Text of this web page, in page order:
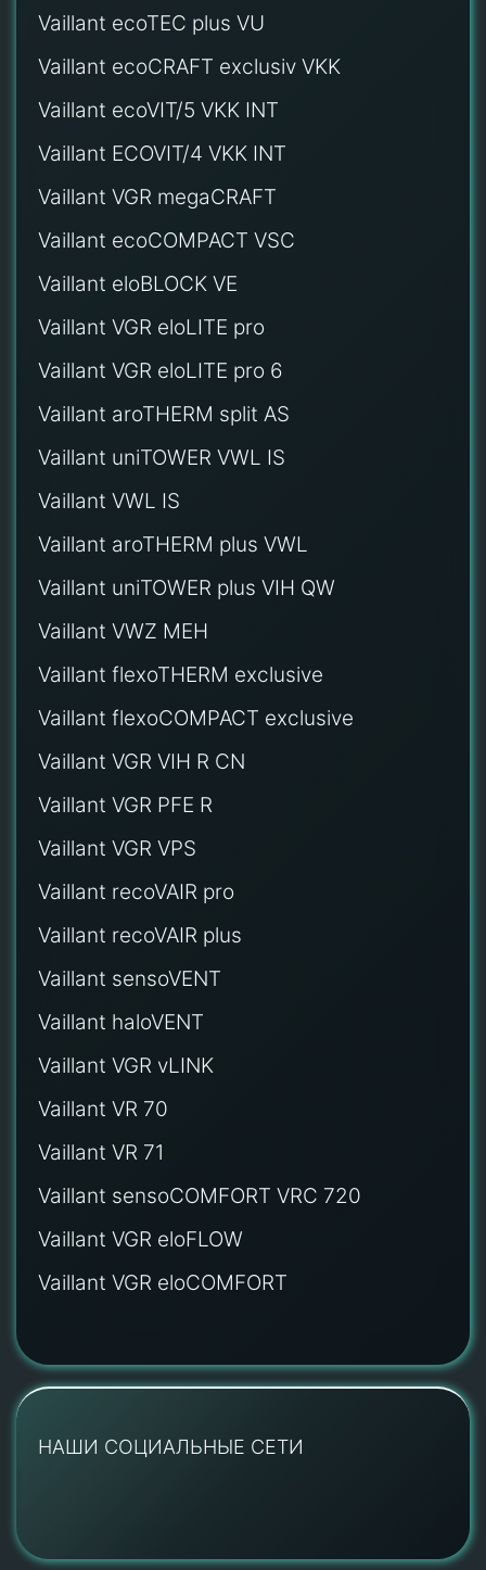
Vaillant ecoTEC plus VU
Vaillant ecoCRAFT exclusiv VKK
Vaillant ecoVIT/5 VKK INT
Vaillant ECOVIT/4 VKK INT
Vaillant VGR megaCRAFT
Vaillant ecoCOMPACT VSC
Vaillant eloBLOCK VE
Vaillant VGR eloLITE pro
Vaillant VGR eloLITE pro 6
Vaillant aroTHERM split AS
Vaillant uniTOWER VWL IS
Vaillant VWL IS
Vaillant aroTHERM plus VWL
Vaillant uniTOWER plus VIH QW
Vaillant VWZ MEH
Vaillant flexoTHERM exclusive
Vaillant flexoCOMPACT exclusive
Vaillant VGR VIH R CN
Vaillant VGR PFE R
Vaillant VGR VPS
Vaillant recoVAIR pro
Vaillant recoVAIR plus
Vaillant sensoVENT
Vaillant haloVENT
Vaillant VGR vLINK
Vaillant VR 70
Vaillant VR 71
Vaillant sensoCOMFORT VRC 720
Vaillant VGR eloFLOW
Vaillant VGR eloCOMFORT
НАШИ СОЦИАЛЬНЫЕ СЕТИ